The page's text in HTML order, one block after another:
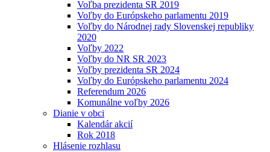
Voľba prezidenta SR 2019
Voľby do Európskeho parlamentu 2019
Voľby do Národnej rady Slovenskej republiky
2020
Voľby 2022
Voľby do NR SR 2023
Voľby prezidenta SR 2024
Voľby do Európskeho parlamentu 2024
Referendum 2026
Komunálne voľby 2026
Dianie v obci
Kalendár akcií
Rok 2018
Hlásenie rozhlasu